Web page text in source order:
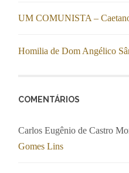
UM COMUNISTA –
Homilia de Dom Angélico
COMENTÁRIOS
Carlos Eugênio de Castro
Gomes Lins